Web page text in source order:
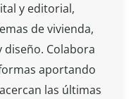
y editorial,
de vivienda,
Colabora
aportando
las últimas